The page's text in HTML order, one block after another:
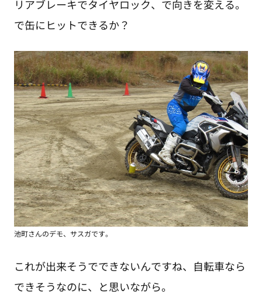
リアブレーキでタイヤロック、で向きを変える。
で缶にヒットできるか？
池町さんのデモ、サスガです。
これが出来そうでできないんですね、自転車なら
できそうなのに、と思いながら。